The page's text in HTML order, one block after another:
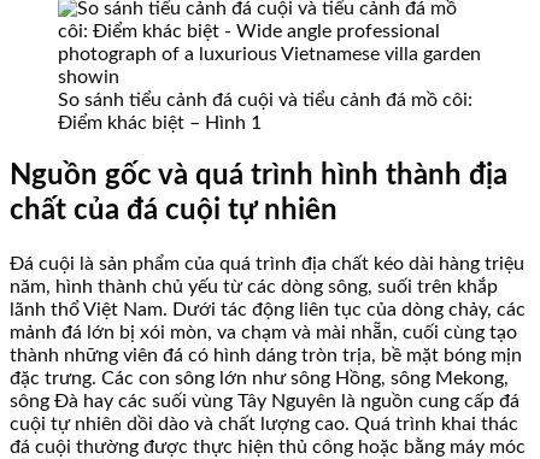
So sánh tiểu cảnh đá cuội và tiểu cảnh đá mồ côi:
Điểm khác biệt – Hình 1
Nguồn gốc và quá trình hình thành địa
chất của đá cuội tự nhiên
Đá cuội là sản phẩm của quá trình địa chất kéo dài hàng triệu
năm, hình thành chủ yếu từ các dòng sông, suối trên khắp
lãnh thổ Việt Nam. Dưới tác động liên tục của dòng chảy, các
mảnh đá lớn bị xói mòn, va chạm và mài nhẵn, cuối cùng tạo
thành những viên đá có hình dáng tròn trịa, bề mặt bóng mịn
đặc trưng. Các con sông lớn như sông Hồng, sông Mekong,
sông Đà hay các suối vùng Tây Nguyên là nguồn cung cấp đá
cuội tự nhiên dồi dào và chất lượng cao. Quá trình khai thác
đá cuội thường được thực hiện thủ công hoặc bằng máy móc